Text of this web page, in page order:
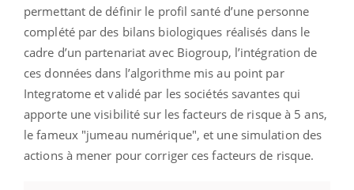
permettant de définir le profil santé d’une personne
complété par des bilans biologiques réalisés dans le
cadre d’un partenariat avec Biogroup, l’intégration de
ces données dans l’algorithme mis au point par
Integratome et validé par les sociétés savantes qui
apporte une visibilité sur les facteurs de risque à 5 ans,
le fameux "jumeau numérique", et une simulation des
actions à mener pour corriger ces facteurs de risque.